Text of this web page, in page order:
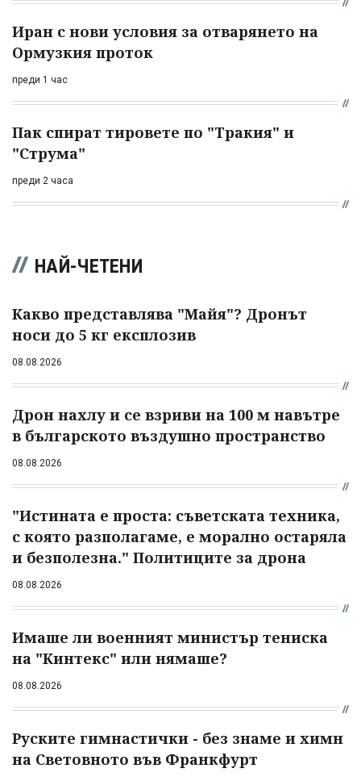
Иран с нови условия за отварянето на
Ормузкия проток
преди 1 час
Пак спират тировете по "Тракия" и
"Струма"
преди 2 часа
НАЙ-ЧЕТЕНИ
Какво представлява "Майя"? Дронът
носи до 5 кг експлозив
08.08.2026
Дрон нахлу и се взриви на 100 м навътре
в българското въздушно пространство
08.08.2026
"Истината е проста: съветската техника,
с която разполагаме, е морално остаряла
и безполезна." Политиците за дрона
08.08.2026
Имаше ли военният министър тениска
на "Кинтекс" или нямаше?
08.08.2026
Руските гимнастички - без знаме и химн
на Световното във Франкфурт